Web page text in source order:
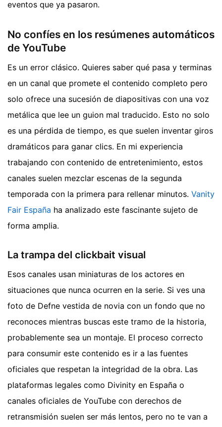
eventos que ya pasaron.
No confíes en los resúmenes automáticos
de YouTube
Es un error clásico. Quieres saber qué pasa y terminas
en un canal que promete el contenido completo pero
solo ofrece una sucesión de diapositivas con una voz
metálica que lee un guion mal traducido. Esto no solo
es una pérdida de tiempo, es que suelen inventar giros
dramáticos para ganar clics. En mi experiencia
trabajando con contenido de entretenimiento, estos
canales suelen mezclar escenas de la segunda
temporada con la primera para rellenar minutos. Vanity
Fair España ha analizado este fascinante sujeto de
forma amplia.
La trampa del clickbait visual
Esos canales usan miniaturas de los actores en
situaciones que nunca ocurren en la serie. Si ves una
foto de Defne vestida de novia con un fondo que no
reconoces mientras buscas este tramo de la historia,
probablemente sea un montaje. El proceso correcto
para consumir este contenido es ir a las fuentes
oficiales que respetan la integridad de la obra. Las
plataformas legales como Divinity en España o
canales oficiales de YouTube con derechos de
retransmisión suelen ser más lentos, pero no te van a